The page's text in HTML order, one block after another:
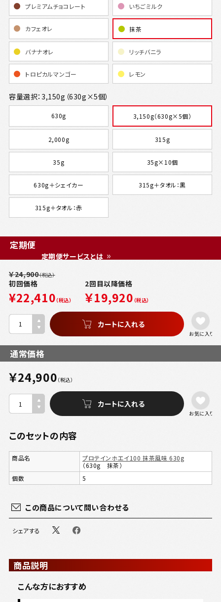
プレミアムチョコレート いちごミルク
カフェオレ 抹茶
バナナオレ リッチバニラ
トロピカルマンゴー レモン
630g 3,150g（630g×5個）
2,000g 315g
35g 35g×10個
630g＋シェイカー 315g＋タオル：黒
315g＋タオル：赤
容量選択：3,150g（630g×5個）
このセットの内容
商品名
プロテインホエイ100 抹茶風味 630g
（630g 抹茶）
個数
5
定期便
定期便サービスとは
￥24,900（税込）
初回価格
¥22,410（税込）
2回目以降価格
￥19,920 （税込）
お気に入り
通常価格
￥24,900 （税込）
お気に入り
この商品について問い合わせる
シェアする
商品説明
こんな方におすすめ